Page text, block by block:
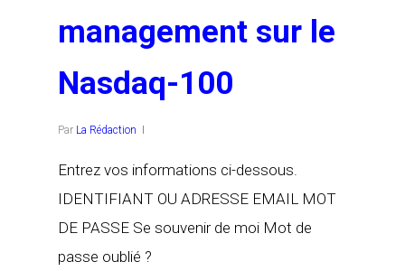
management sur le
Nasdaq-100
Par La Rédaction
Entrez vos informations ci-dessous.
IDENTIFIANT OU ADRESSE EMAIL MOT
DE PASSE Se souvenir de moi Mot de
passe oublié ?